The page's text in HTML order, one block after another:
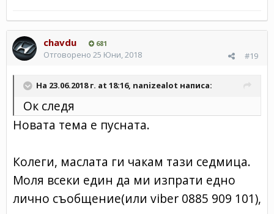
chavdu 681
#19
Отговорено 25 Юни, 2018
На 23.06.2018 г. at 18:16, nanizealot написа:
Ок следя
Новата тема е пусната.
Колеги, маслата ги чакам тази седмица.
Моля всеки един да ми изпрати едно
лично съобщение(или viber 0885 909 101),